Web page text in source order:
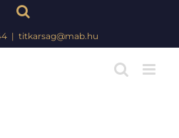
| titkarsag@mab.hu